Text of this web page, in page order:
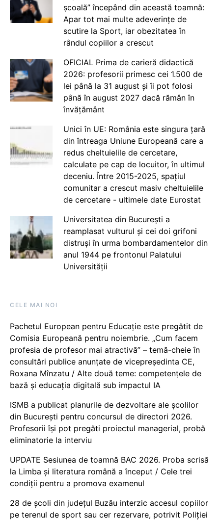
școală” începând din această toamnă:
Apar tot mai multe adeverințe de
scutire la Sport, iar obezitatea în
rândul copiilor a crescut
OFICIAL Prima de carieră didactică
2026: profesorii primesc cei 1.500 de
lei până la 31 august și îi pot folosi
până în august 2027 dacă rămân în
învățământ
Unici în UE: România este singura țară
din întreaga Uniune Europeană care a
redus cheltuielile de cercetare,
calculate pe cap de locuitor, în ultimul
deceniu. Între 2015-2025, spațiul
comunitar a crescut masiv cheltuielile
de cercetare - ultimele date Eurostat
Universitatea din București a
reamplasat vulturul și cei doi grifoni
distruși în urma bombardamentelor din
anul 1944 pe frontonul Palatului
Universității
CELE MAI NOI
Pachetul European pentru Educație este pregătit de
Comisia Europeană pentru noiembrie. „Cum facem
profesia de profesor mai atractivă” – temă-cheie în
consultări publice anunțate de vicepreședinta CE,
Roxana Mînzatu / Alte două teme: competențele de
bază și educația digitală sub impactul IA
ISMB a publicat planurile de dezvoltare ale școlilor
din București pentru concursul de directori 2026.
Profesorii își pot pregăti proiectul managerial, probă
eliminatorie la interviu
UPDATE Sesiunea de toamnă BAC 2026. Proba scrisă
la Limba și literatura română a început / Cele trei
condiții pentru a promova examenul
28 de școli din județul Buzău interzic accesul copiilor
pe terenul de sport sau cer rezervare, potrivit Poliției